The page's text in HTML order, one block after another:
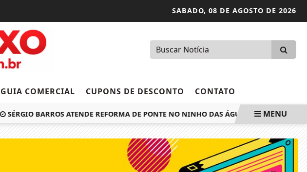
SABADO, 08 DE AGOSTO DE 2026
GUIA COMERCIAL CUPONS DE DESCONTO CONTATO
SÉRGIO BARROS ATENDE REFORMA DE PONTE NO NINHO DAS ÁGUAS. MENU